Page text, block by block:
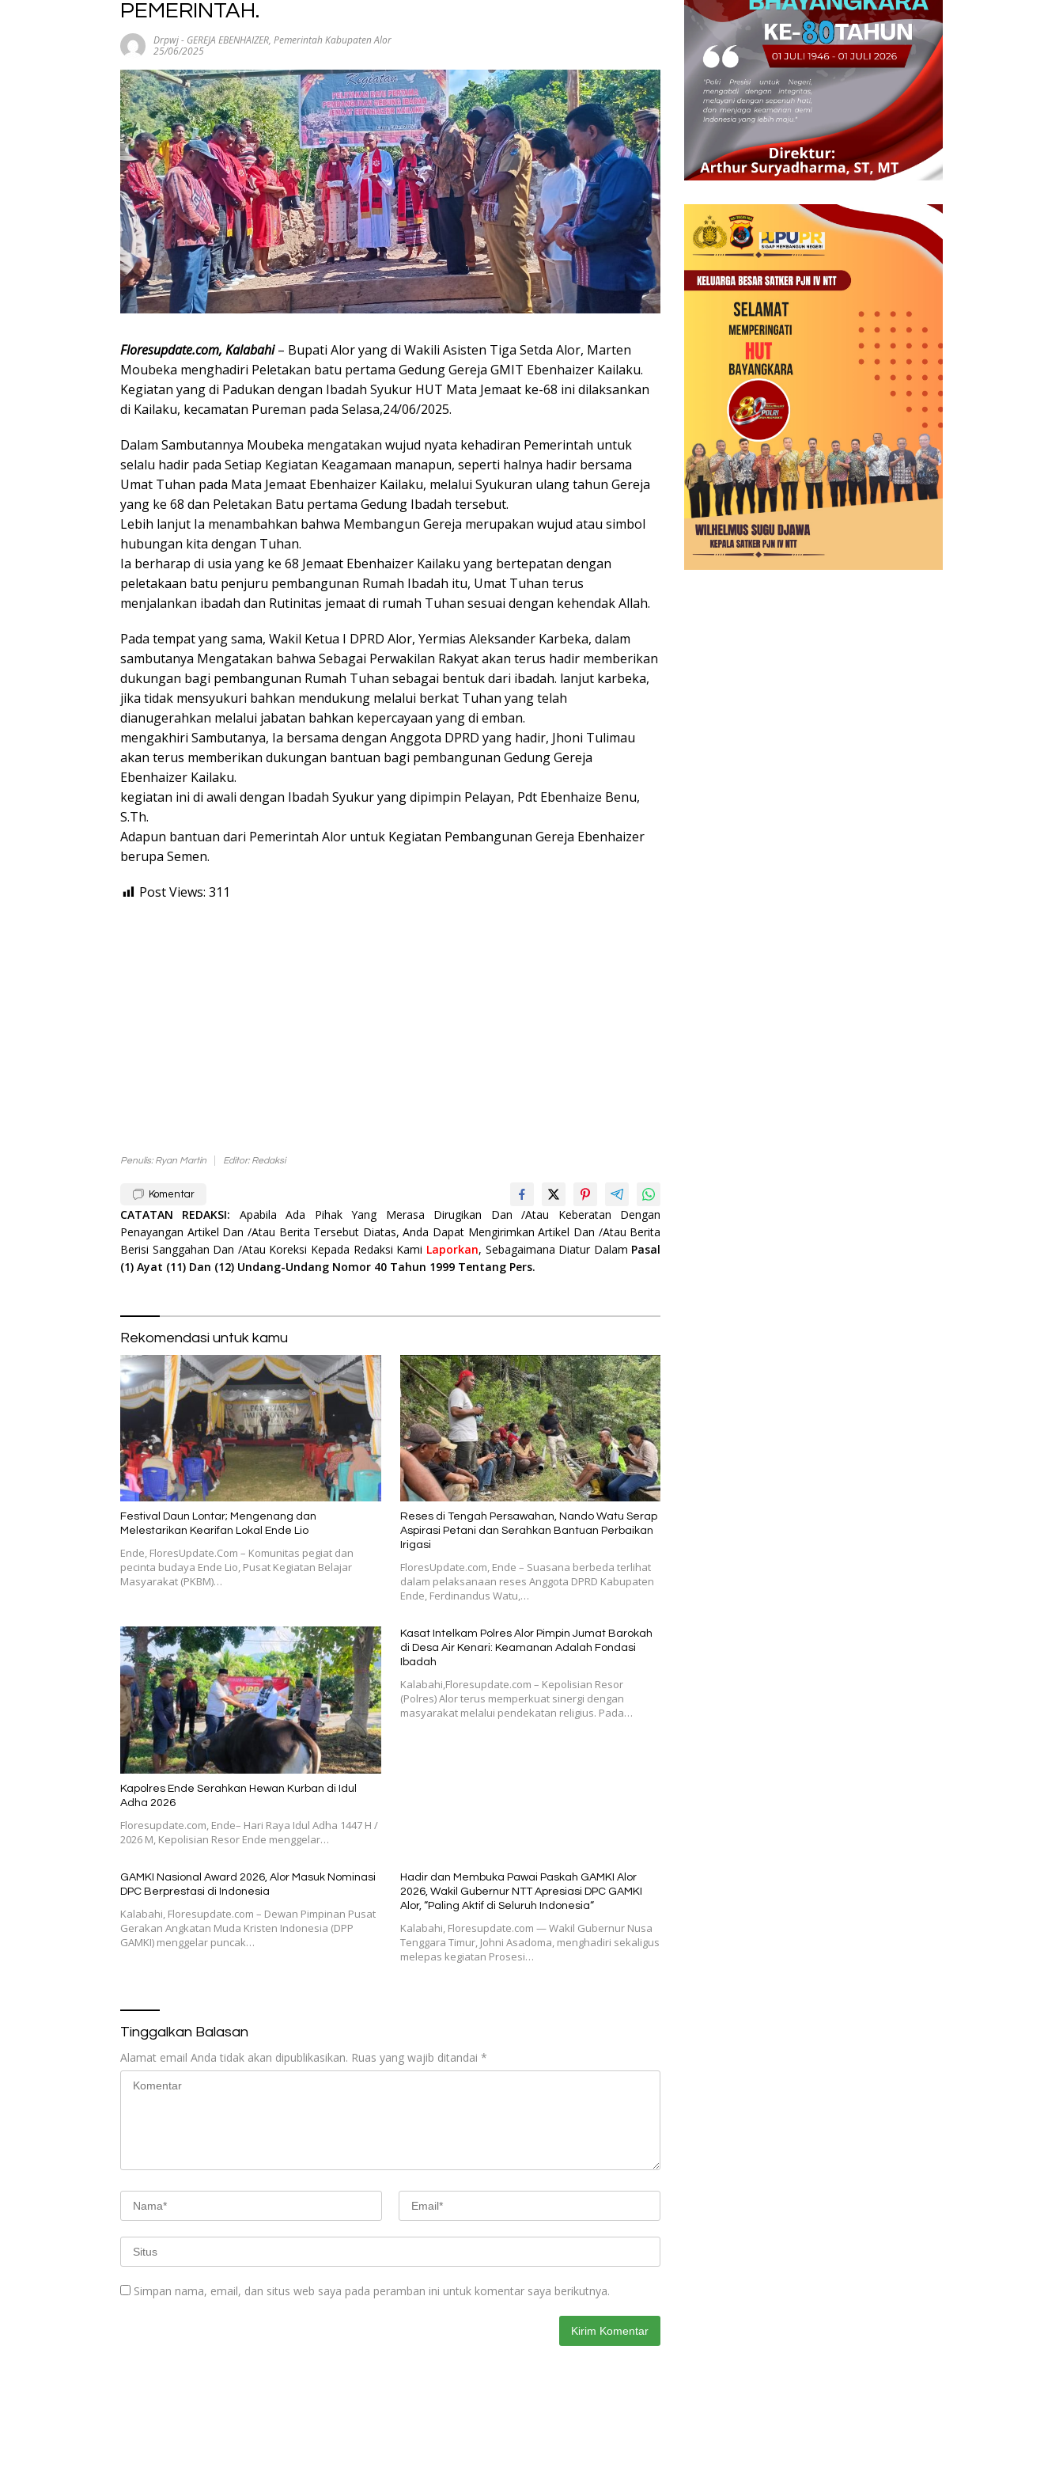
PEMERINTAH.
Drpwj- GEREJA EBENHAIZER, Pemerintah Kabupaten Alor
25/06/2025
Floresupdate.com, Kalabahi– Bupati Alor yang di Wakili Asisten Tiga Setda Alor, Marten
Moubeka menghadiri Peletakan batu pertama Gedung Gereja GMIT Ebenhaizer Kailaku.
Kegiatan yang di Padukan dengan Ibadah Syukur HUT Mata Jemaat ke-68 ini dilaksankan
di Kailaku, kecamatan Pureman pada Selasa,24/06/2025.
Dalam Sambutannya Moubeka mengatakan wujud nyata kehadiran Pemerintah untuk
selalu hadir pada Setiap Kegiatan Keagamaan manapun, seperti halnya hadir bersama
Umat Tuhan pada Mata Jemaat Ebenhaizer Kailaku, melalui Syukuran ulang tahun Gereja
yang ke 68 dan Peletakan Batu pertama Gedung Ibadah tersebut.
Lebih lanjut Ia menambahkan bahwa Membangun Gereja merupakan wujud atau simbol
hubungan kita dengan Tuhan.
Ia berharap di usia yang ke 68 Jemaat Ebenhaizer Kailaku yang bertepatan dengan
peletakaan batu penjuru pembangunan Rumah Ibadah itu, Umat Tuhan terus
menjalankan ibadah dan Rutinitas jemaat di rumah Tuhan sesuai dengan kehendak Allah.
Pada tempat yang sama, Wakil Ketua I DPRD Alor, Yermias Aleksander Karbeka, dalam
sambutanya Mengatakan bahwa Sebagai Perwakilan Rakyat akan terus hadir memberikan
dukungan bagi pembangunan Rumah Tuhan sebagai bentuk dari ibadah. lanjut karbeka,
jika tidak mensyukuri bahkan mendukung melalui berkat Tuhan yang telah
dianugerahkan melalui jabatan bahkan kepercayaan yang di emban.
mengakhiri Sambutanya, Ia bersama dengan Anggota DPRD yang hadir, Jhoni Tulimau
akan terus memberikan dukungan bantuan bagi pembangunan Gedung Gereja
Ebenhaizer Kailaku.
kegiatan ini di awali dengan Ibadah Syukur yang dipimpin Pelayan, Pdt Ebenhaize Benu,
S.Th.
Adapun bantuan dari Pemerintah Alor untuk Kegiatan Pembangunan Gereja Ebenhaizer
berupa Semen.
Post Views: 311
Penulis: Ryan Martin Editor: Redaksi
Komentar
CATATAN REDAKSI: Apabila Ada Pihak Yang Merasa Dirugikan Dan /Atau Keberatan Dengan
Penayangan Artikel Dan /Atau Berita Tersebut Diatas, Anda Dapat Mengirimkan Artikel Dan /Atau Berita
Berisi Sanggahan Dan /Atau Koreksi Kepada Redaksi Kami Laporkan, Sebagaimana Diatur Dalam Pasal
(1) Ayat (11) Dan (12) Undang-Undang Nomor 40 Tahun 1999 Tentang Pers.
Rekomendasi untuk kamu
Festival Daun Lontar; Mengenang dan
Melestarikan Kearifan Lokal Ende Lio
Ende, FloresUpdate.Com – Komunitas pegiat dan
pecinta budaya Ende Lio, Pusat Kegiatan Belajar
Masyarakat (PKBM)…
Reses di Tengah Persawahan, Nando Watu Serap
Aspirasi Petani dan Serahkan Bantuan Perbaikan
Irigasi
FloresUpdate.com, Ende – Suasana berbeda terlihat
dalam pelaksanaan reses Anggota DPRD Kabupaten
Ende, Ferdinandus Watu,…
Kapolres Ende Serahkan Hewan Kurban di Idul
Adha 2026
Floresupdate.com, Ende– Hari Raya Idul Adha 1447 H /
2026 M, Kepolisian Resor Ende menggelar…
Kasat Intelkam Polres Alor Pimpin Jumat Barokah
di Desa Air Kenari: Keamanan Adalah Fondasi
Ibadah
Kalabahi,Floresupdate.com – Kepolisian Resor
(Polres) Alor terus memperkuat sinergi dengan
masyarakat melalui pendekatan religius. Pada…
GAMKI Nasional Award 2026, Alor Masuk Nominasi
DPC Berprestasi di Indonesia
Kalabahi, Floresupdate.com – Dewan Pimpinan Pusat
Gerakan Angkatan Muda Kristen Indonesia (DPP
GAMKI) menggelar puncak…
Hadir dan Membuka Pawai Paskah GAMKI Alor
2026, Wakil Gubernur NTT Apresiasi DPC GAMKI
Alor, “Paling Aktif di Seluruh Indonesia“
Kalabahi, Floresupdate.com — Wakil Gubernur Nusa
Tenggara Timur, Johni Asadoma, menghadiri sekaligus
melepas kegiatan Prosesi…
Tinggalkan Balasan
Alamat email Anda tidak akan dipublikasikan. Ruas yang wajib ditandai *
Simpan nama, email, dan situs web saya pada peramban ini untuk komentar saya berikutnya.